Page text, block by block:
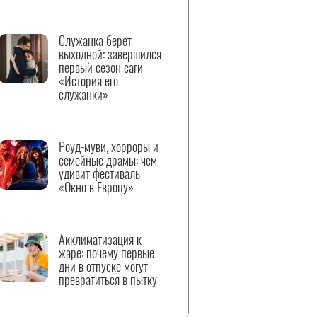
Служанка берет
выходной: завершился
первый сезон саги
«История его
служанки»
Роуд-муви, хорроры и
семейные драмы: чем
удивит фестиваль
«Окно в Европу»
Акклиматизация к
жаре: почему первые
дни в отпуске могут
превратиться в пытку